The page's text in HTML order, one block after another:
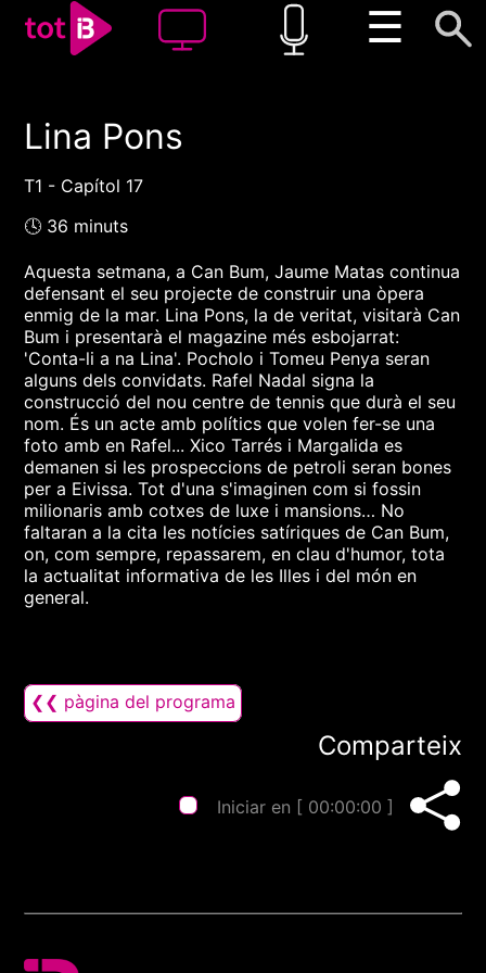
☰
00:00 00:00
Lina Pons
T1 - Capítol 17
🕓 36 minuts
Aquesta setmana, a Can Bum, Jaume Matas continua
defensant el seu projecte de construir una òpera
enmig de la mar. Lina Pons, la de veritat, visitarà Can
Bum i presentarà el magazine més esbojarrat:
'Conta-li a na Lina'. Pocholo i Tomeu Penya seran
alguns dels convidats. Rafel Nadal signa la
construcció del nou centre de tennis que durà el seu
nom. És un acte amb polítics que volen fer-se una
foto amb en Rafel... Xico Tarrés i Margalida es
demanen si les prospeccions de petroli seran bones
per a Eivissa. Tot d'una s'imaginen com si fossin
milionaris amb cotxes de luxe i mansions… No
faltaran a la cita les notícies satíriques de Can Bum,
on, com sempre, repassarem, en clau d'humor, tota
la actualitat informativa de les Illes i del món en
general.
❮❮ pàgina del programa
Comparteix
Iniciar en [ 00:00:00 ]